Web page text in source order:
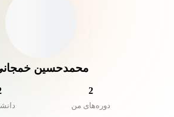
محمدحسین
2
دوره‌های من